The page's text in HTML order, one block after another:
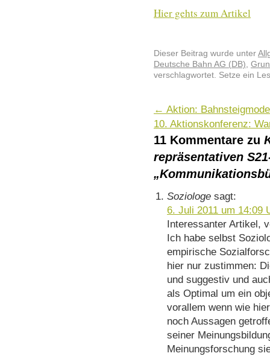
Hier gehts zum Artikel
Dieser Beitrag wurde unter
Deutsche Bahn AG (DB),
verschlagwortet. Setze ein
← Aktion:
10. Aktionskonferenz:
11 Kommentare zu
repräsentativen
Soziologe sagt:
6. Juli 2011 um 14:09
Interessanter Artikel,
Ich habe selbst
empirische
hier nur zustimmen:
und suggestiv und
als Optimal um ein
vorallem wenn wie
noch Aussagen
seiner
Meinungsforschung